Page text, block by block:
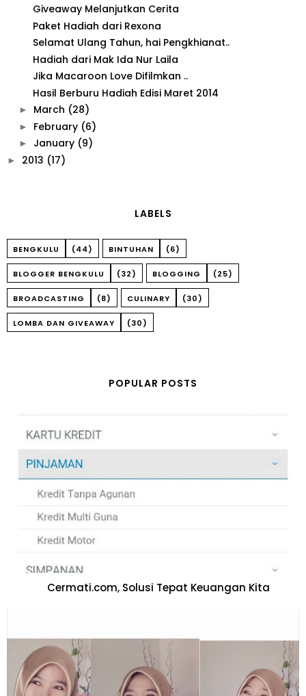
Giveaway Melanjutkan Cerita
Paket Hadiah dari Rexona
Selamat Ulang Tahun, hai Pengkhianat..
Hadiah dari Mak Ida Nur Laila
Jika Macaroon Love Difilmkan ..
Hasil Berburu Hadiah Edisi Maret 2014
► March (28)
► February (6)
► January (9)
► 2013 (17)
LABELS
BENGKULU (44) BINTUHAN (6)
BLOGGER BENGKULU (32) BLOGGING (25)
BROADCASTING (8) CULINARY (30)
LOMBA DAN GIVEAWAY (30)
POPULAR POSTS
Cermati.com, Solusi Tepat Keuangan Kita